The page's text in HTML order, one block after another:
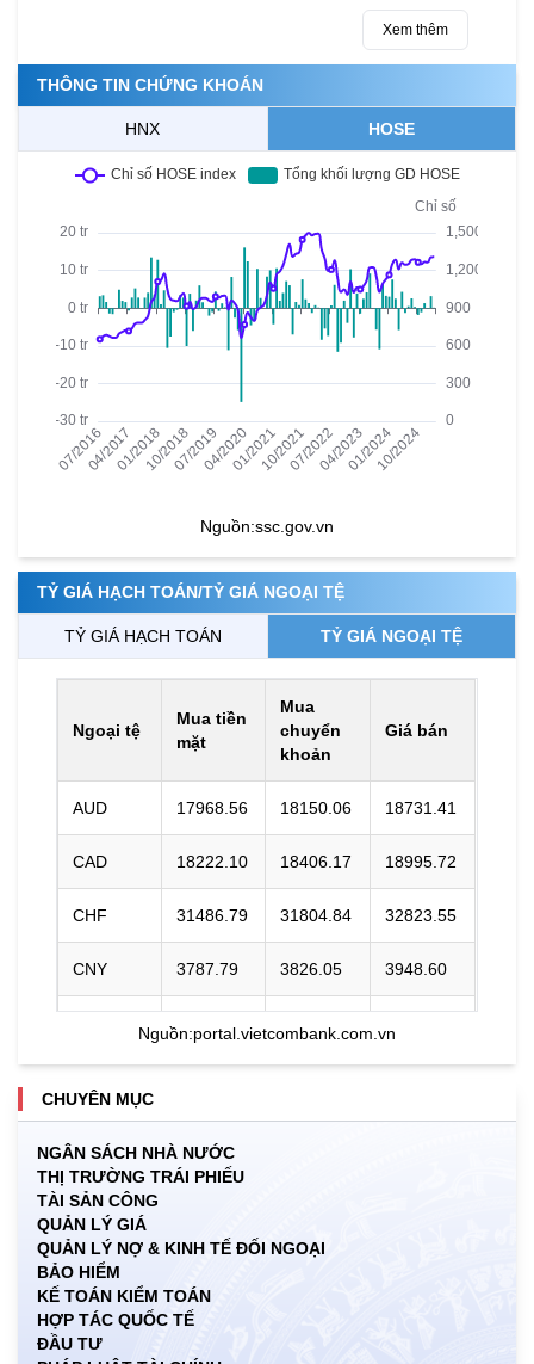
mềm sao lưu dữ liệu tại các KBNN địa phương
Xem thêm
THÔNG TIN CHỨNG KHOÁN
HNX HOSE
Nguồn:ssc.gov.vn
TỶ GIÁ HẠCH TOÁN/TỶ GIÁ NGOẠI TỆ
TỶ GIÁ HẠCH TOÁN TỶ GIÁ NGOẠI TỆ
Ngoại tệ
Mua tiền
mặt
Mua
chuyển
khoản
Giá bán
AUD 17968.56 18150.06 18731.41
CAD 18222.10 18406.17 18995.72
CHF 31486.79 31804.84 32823.55
CNY 3787.79 3826.05 3948.60
HKD 3247.93
JPY 159.79
KRW
Nguồn:portal.vietcombank.com.vn
CHUYÊN MỤC
NGÂN SÁCH NHÀ NƯỚC
THỊ TRƯỜNG TRÁI PHIẾU
TÀI SẢN CÔNG
QUẢN LÝ GIÁ
QUẢN LÝ NỢ & KINH TẾ ĐỐI NGOẠI
BẢO HIỂM
KẾ TOÁN KIỂM TOÁN
HỢP TÁC QUỐC TẾ
ĐẦU TƯ